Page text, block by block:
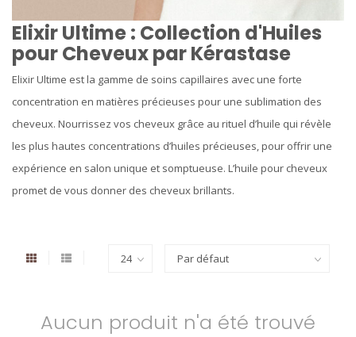
Elixir Ultime : Collection d'Huiles
pour Cheveux par Kérastase
Elixir Ultime est la gamme de soins capillaires avec une forte
concentration en matières précieuses pour une sublimation des
cheveux. Nourrissez vos cheveux grâce au rituel d’huile qui révèle
les plus hautes concentrations d’huiles précieuses, pour offrir une
expérience en salon unique et somptueuse. L’huile pour cheveux
promet de vous donner des cheveux brillants.
Aucun produit n'a été trouvé